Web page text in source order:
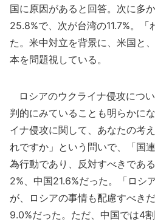
国に原因があると回答。次に多
25.8%で、次が台湾の11.7%。
た。米中対立を背景に、米国と
本を問題視している。
ロシアのウクライナ侵攻につ
判的にみていることも明らかに
イナ侵攻に関して、あなたの考
れですか」という問いで、「国
為行動であり、反対すべきであ
2%、中国21.6%だった。「ロシ
が、ロシアの事情も配慮すべき
9.0%だった。ただ、中国では4